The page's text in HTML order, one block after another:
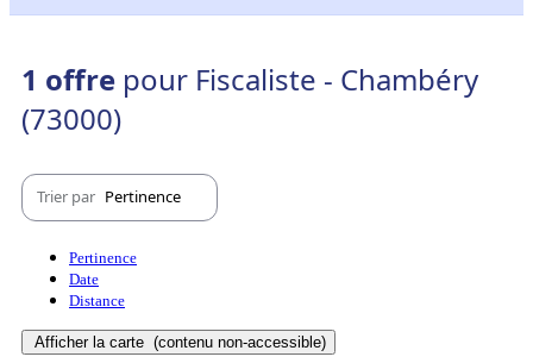
1 offre pour Fiscaliste - Chambéry
(73000)
Trier par Pertinence
Pertinence
Date
Distance
Afficher la carte (contenu non-accessible)